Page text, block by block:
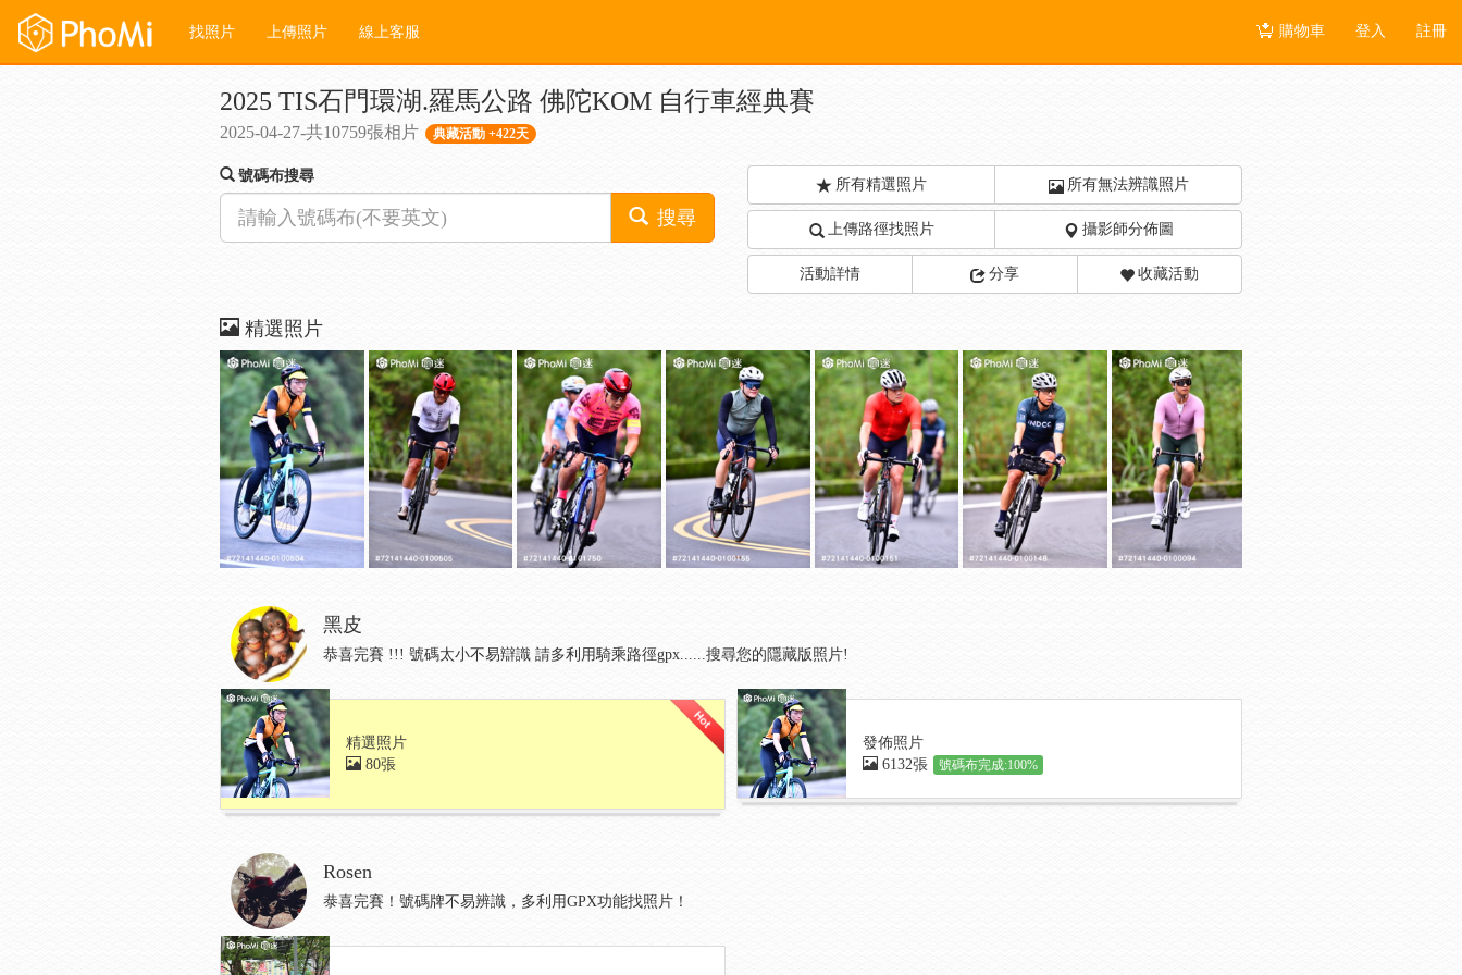
找照片 上傳照片 線上客服 購物車 登入 註冊
2025 TIS石門環湖.羅馬公路 佛陀KOM 自行車經典賽
2025-04-27-共10759張相片 典藏活動 +422天
號碼布搜尋
搜尋
所有精選照片 所有無法辨識照片
上傳路徑找照片 攝影師分佈圖
活動詳情 分享 收藏活動
精選照片
黑皮
恭喜完賽 !!! 號碼太小不易辯識 請多利用騎乘路徑gpx......搜尋您的隱藏版照片!
精選照片
80張
發佈照片
6132張
號碼布完成:100%
Rosen
㳟喜完賽！號碼牌不易辨識，多利用GPX功能找照片！